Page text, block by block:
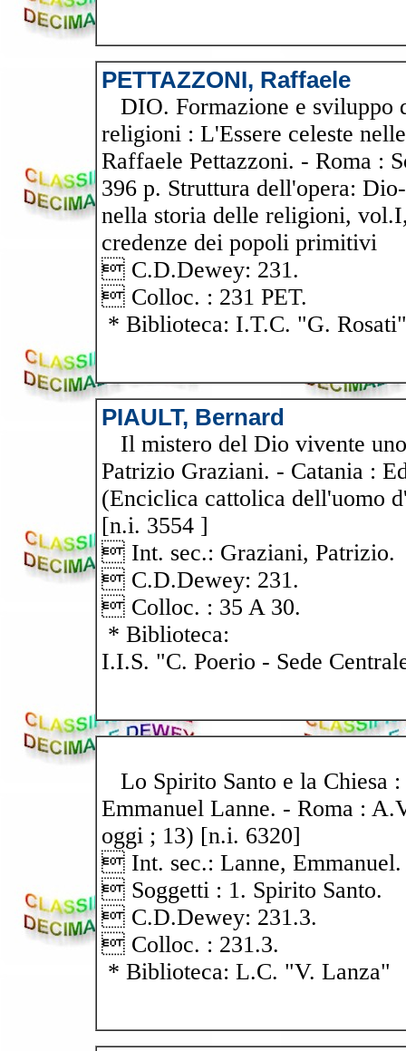
PETTAZZONI, Raffaele
DIO. Formazione e sviluppo
religioni : L'Essere celeste
Raffaele Pettazzoni. - Roma :
396 p. Struttura dell'opera:
nella storia delle religioni,
credenze dei popoli primitivi
 C.D.Dewey: 231.
 Colloc. : 231 PET.
* Biblioteca: I.T.C. "G. Rosati"
PIAULT, Bernard
Il mistero del Dio vivente
Patrizio Graziani. - Catania :
(Enciclica cattolica dell'uomo
[n.i. 3554 ]
 Int. sec.: Graziani, Patrizio.
 C.D.Dewey: 231.
 Colloc. : 35 A 30.
* Biblioteca:
I.I.S. "C. Poerio - Sede
Lo Spirito Santo e la Chiesa
Emmanuel Lanne. - Roma :
oggi ; 13) [n.i. 6320]
 Int. sec.: Lanne, Emmanuel.
 Soggetti : 1. Spirito Santo.
 C.D.Dewey: 231.3.
 Colloc. : 231.3.
* Biblioteca: L.C. "V. Lanza"